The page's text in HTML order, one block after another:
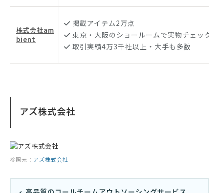
株式会社am
bient
掲載アイテム2万点
東京・大阪のショールームで実物チェック
取引実績4万3千社以上・大手も多数
アズ株式会社
参照元： アズ株式会社